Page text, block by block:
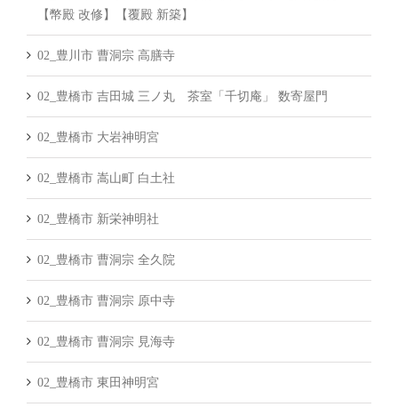
【幣殿 改修】【覆殿 新築】
02_豊川市 曹洞宗 高膳寺
02_豊橋市 吉田城 三ノ丸 茶室「千切庵」 数寄屋門
02_豊橋市 大岩神明宮
02_豊橋市 嵩山町 白土社
02_豊橋市 新栄神明社
02_豊橋市 曹洞宗 全久院
02_豊橋市 曹洞宗 原中寺
02_豊橋市 曹洞宗 見海寺
02_豊橋市 東田神明宮